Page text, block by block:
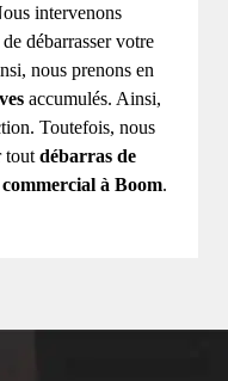
intervenons
débarrasser votre
nous prenons en
accumulés. Ainsi,
Toutefois, nous
tout débarras de
à Boom.